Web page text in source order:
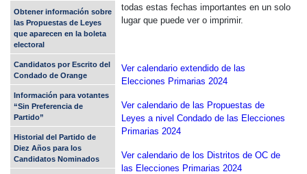
Obtener información sobre
las Propuestas de Leyes
que aparecen en la boleta
electoral
Candidatos por Escrito del
Condado de Orange
Información para votantes
“Sin Preferencia de
Partido”
Historial del Partido de
Diez Años para los
Candidatos Nominados
todas estas fechas importantes en un solo
lugar que puede ver o imprimir.
Ver calendario extendido de las
Elecciones Primarias 2024
Ver calendario de las Propuestas de
Leyes a nivel Condado de las Elecciones
Primarias 2024
Ver calendario de los Distritos de OC de
las Elecciones Primarias 2024